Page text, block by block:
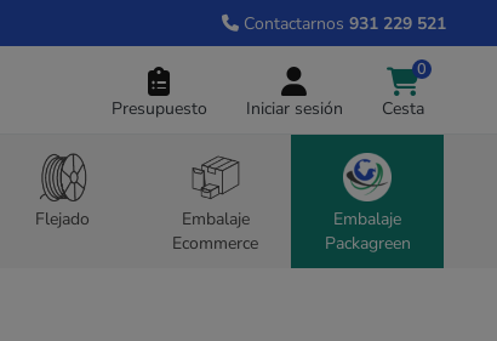
Contactarnos 931 229 521
Presupuesto Iniciar sesión Cesta
0
Flejado
Embalaje
Ecommerce
Embalaje
Packagreen